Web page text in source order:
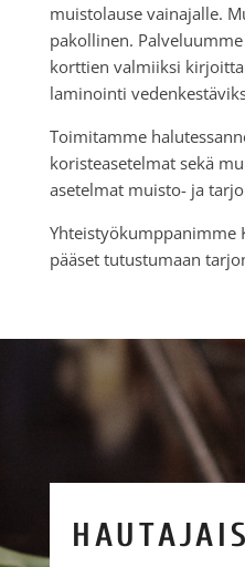
muistolause vainajalle.
pakollinen.
korttien valmiiksi
laminointi
Toimitamme
koristeasetelmat sekä
asetelmat muisto- ja
Yhteistyökumppanimme
pääset tutustumaan